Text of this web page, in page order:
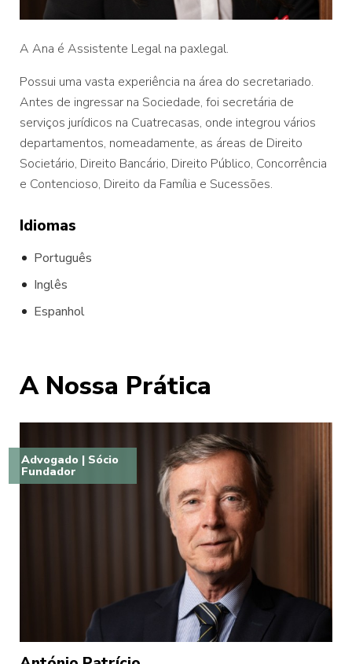
A Ana é Assistente Legal na paxlegal.
Possui uma vasta experiência na área do secretariado.
Antes de ingressar na Sociedade, foi secretária de
serviços jurídicos na Cuatrecasas, onde integrou vários
departamentos, nomeadamente, as áreas de Direito
Societário, Direito Bancário, Direito Público, Concorrência
e Contencioso, Direito da Família e Sucessões.
Idiomas
Português
Inglês
Espanhol
A Nossa Prática
Advogado | Sócio
Fundador